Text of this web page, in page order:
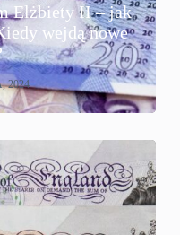
Elżbiety II – jak
wejdą nowe
2024